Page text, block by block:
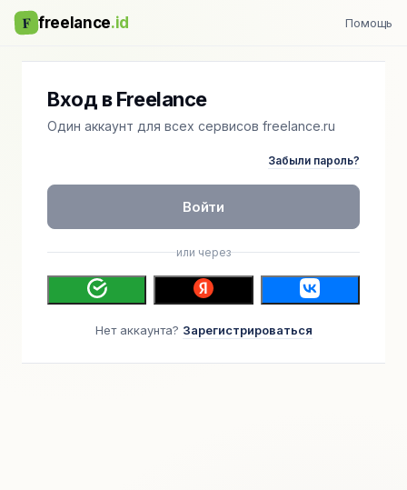
F freelance.id Помощь
Вход в Freelance
Один аккаунт для всех сервисов freelance.ru
Забыли пароль?
Войти
или через
Нет аккаунта? Зарегистрироваться